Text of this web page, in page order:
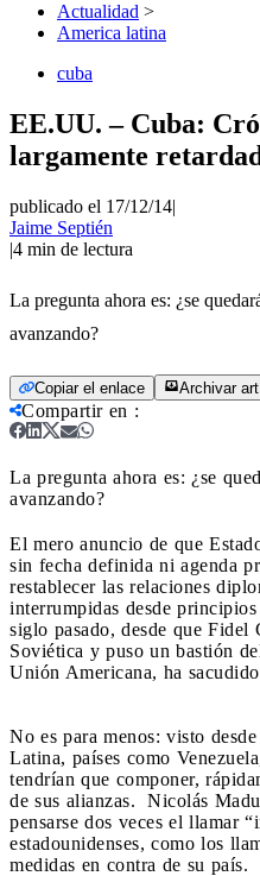
Actualidad >
America latina
cuba
EE.UU. – Cuba:
largamente
publicado el 17/12/14|
Jaime Septién
|4 min de lectura
La pregunta ahora es: ¿se
avanzando?
Copiar el enlace Archivar
Compartir en :
La pregunta ahora es: ¿se
avanzando?
El mero anuncio de que
sin fecha definida ni agenda
restablecer las relaciones
interrumpidas desde
siglo pasado, desde que Fidel
Soviética y puso un bastión
Unión Americana, ha
No es para menos: visto
Latina, países como
tendrían que componer,
de sus alianzas. Nicolás
pensarse dos veces el llamar
estadounidenses, como los
medidas en contra de su país.